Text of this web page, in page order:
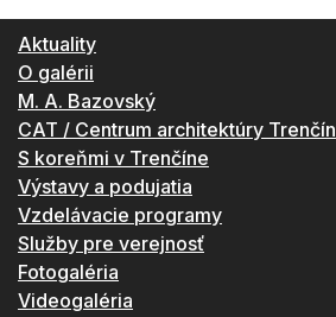
Aktuality
O galérii
M. A. Bazovský
CAT / Centrum architektúry Trenčín
S koreňmi v Trenčíne
Výstavy a podujatia
Vzdelávacie programy
Služby pre verejnosť
Fotogaléria
Videogaléria